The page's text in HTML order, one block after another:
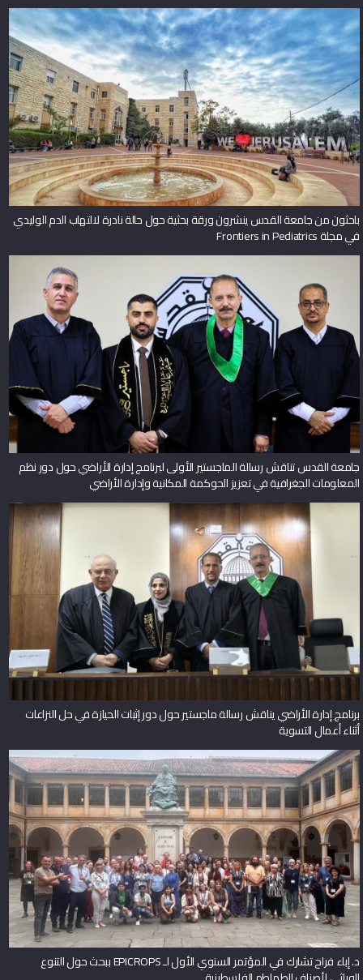
باحثون من جامعة القدس ينشرون ورقة بحثية حول حالة نادرة لالتهاب الدم الوليدي
في مجلة Frontiers in Pediatrics
جامعة القدس تناقش رسالة الماجستير الأولى لبرنامج إدارة الأراضي حول دور نظم
المعلومات الجغرافية في تعزيز الحوكمة المكانية وإدارة الأراضي
برنامج إدارة الأراضي يناقش رسالة ماجستير حول دور إثبات الحيازة في حل النزاعات
أثناء أعمال التسوية
د. إباء فراح تشارك في المؤتمر السنوي الأول لـ EPICROPS ببحث حول التنوع